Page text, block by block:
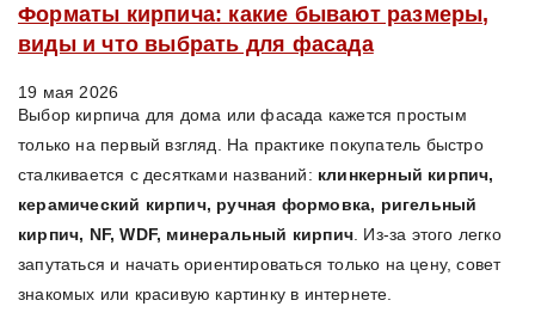
Форматы кирпича: какие бывают размеры,
виды и что выбрать для фасада
19 мая 2026
Выбор кирпича для дома или фасада кажется простым
только на первый взгляд. На практике покупатель быстро
сталкивается с десятками названий: клинкерный кирпич,
керамический кирпич, ручная формовка, ригельный
кирпич, NF, WDF, минеральный кирпич . Из-за этого легко
запутаться и начать ориентироваться только на цену, совет
знакомых или красивую картинку в интернете.